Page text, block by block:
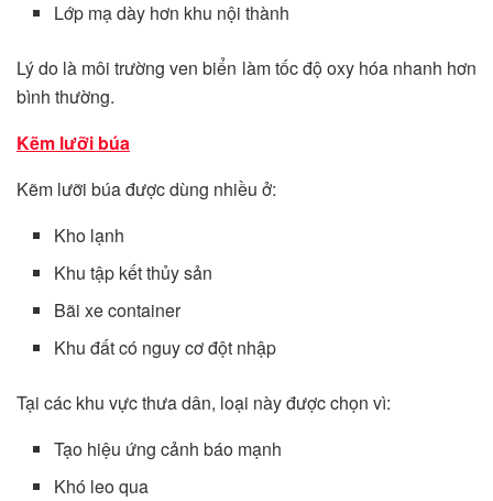
Lớp mạ dày hơn khu nội thành
Lý do là môi trường ven biển làm tốc độ oxy hóa nhanh hơn
bình thường.
Kẽm lưỡi búa
Kẽm lưỡi búa được dùng nhiều ở:
Kho lạnh
Khu tập kết thủy sản
Bãi xe container
Khu đất có nguy cơ đột nhập
Tại các khu vực thưa dân, loại này được chọn vì:
Tạo hiệu ứng cảnh báo mạnh
Khó leo qua